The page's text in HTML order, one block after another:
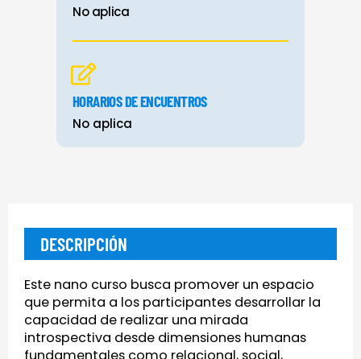
No aplica
HORARIOS DE ENCUENTROS
No aplica
DESCRIPCIÓN
Este nano curso busca promover un espacio
que permita a los participantes desarrollar la
capacidad de realizar una mirada
introspectiva desde dimensiones humanas
fundamentales como relacional, social,